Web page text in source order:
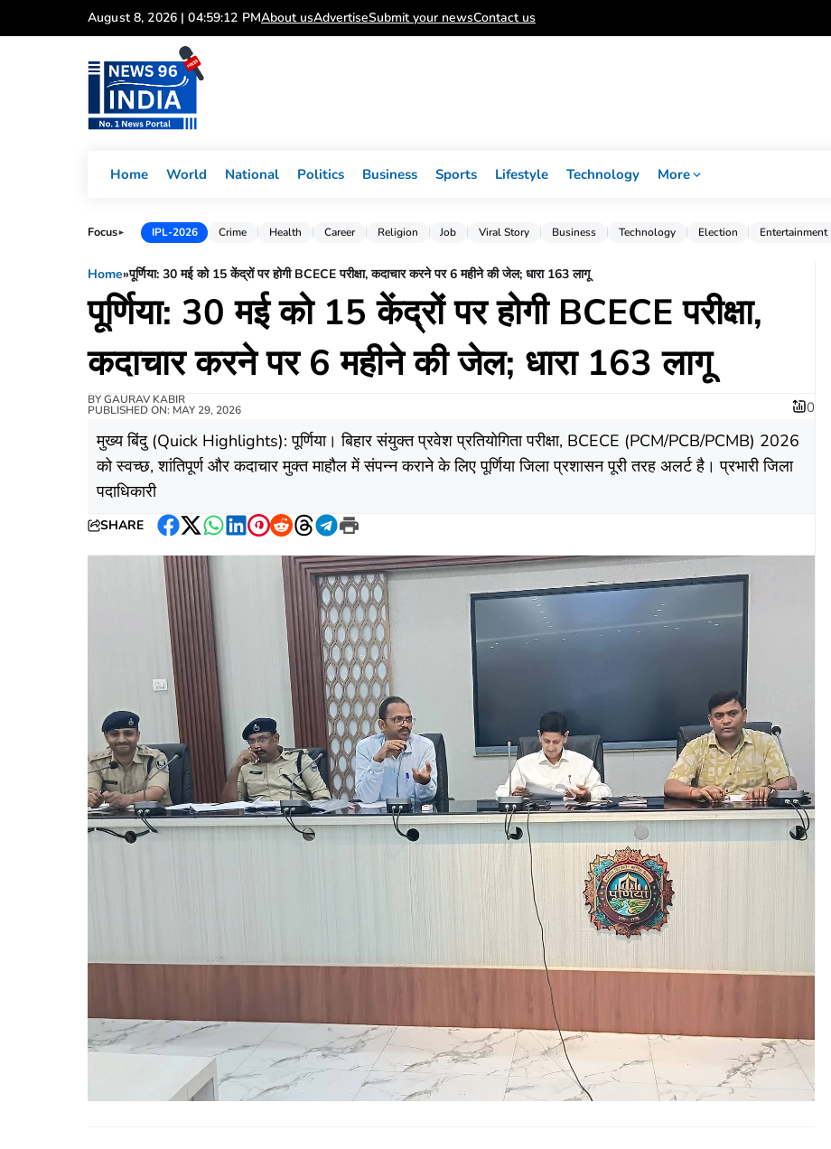
to
August 8, 2026 | 04:59:13 PMAbout usAdvertiseSubmit your newsContact us
Home World National Politics Business Sports Lifestyle Technology More
Focus► IPL-2026 Crime Health Career Religion Job Viral Story Business Technology Election Entertainment
Home»पूर्णिया: 30 मई को 15 केंद्रों पर होगी BCECE परीक्षा, कदाचार करने पर 6 महीने की जेल; धारा 163 लागू
पूर्णिया: 30 मई को 15 केंद्रों पर होगी BCECE परीक्षा,
कदाचार करने पर 6 महीने की जेल; धारा 163 लागू
BYGAURAV KABIR
PUBLISHED ON: MAY 29, 2026 0
​मुख्य बिंदु (Quick Highlights): ​पूर्णिया। बिहार संयुक्त प्रवेश प्रतियोगिता परीक्षा, BCECE (PCM/PCB/PCMB) 2026
को स्वच्छ, शांतिपूर्ण और कदाचार मुक्त माहौल में संपन्न कराने के लिए पूर्णिया जिला प्रशासन पूरी तरह अलर्ट है। प्रभारी जिला
पदाधिकारी
SHARE
Facebook
Twitter
WhatsApp
LinkedIn
Pinterest
RedditThreads
Telegram
Print